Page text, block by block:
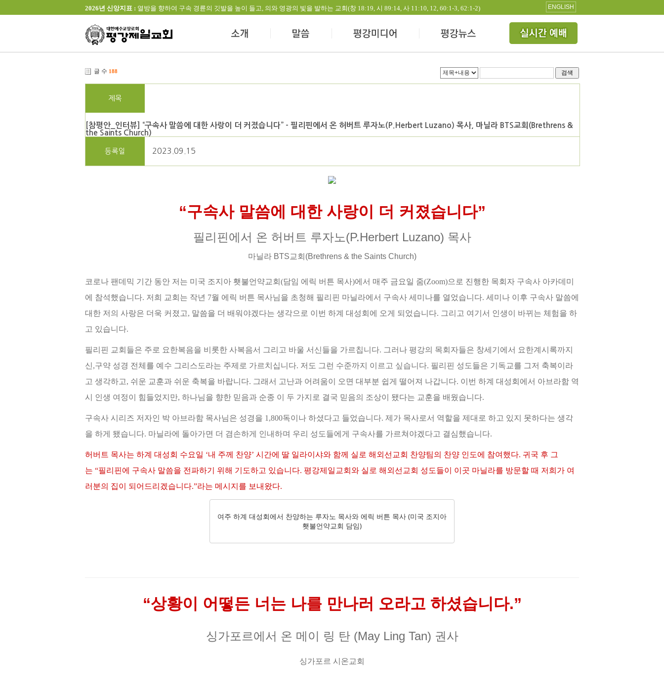
2026년 신앙지표 : 열방을 향하여 구속 경륜의 깃발을 높이 들고, 의와 영광의 빛을 발하는 교회(창 18:19, 시 89:14, 사 11:10, 12, 60:1-3, 62:1-2) ENGLISH
글 수 188 검색
제목
[참평안_인터뷰] “구속사 말씀에 대한 사랑이 더 커졌습니다” - 필리핀에서 온 허버트 루자노(P.Herbert Luzano) 목사, 마닐라 BTS교회(Brethrens &
the Saints Church)
등록일 2023.09.15
“구속사 말씀에 대한 사랑이 더 커졌습니다”
필리핀에서 온 허버트 루자노(P.Herbert Luzano) 목사
마닐라BTS교회 (Brethrens & the Saints Church)
코로나 팬데믹 기간 동안 저는 미국 조지아 횃불언약교회 (담임 에릭 버튼 목사)에서 매주 금요일 줌(Zoom)으로 진행한 목회자 구속사 아카데미
에 참석했습니다. 저희 교회는 작년 7월 에릭 버튼 목사님을 초청해 필리핀 마닐라에서 구속사 세미나를 열었습니다. 세미나 이후 구속사 말씀에
대한 저의 사랑은 더욱 커졌고, 말씀을 더 배워야겠다는 생각으로 이번 하계 대성회에 오게 되었습니다. 그리고 여기서 인생이 바뀌는 체험을 하
고 있습니다.
필리핀 교회들은 주로 요한복음을 비롯한 사복음서 그리고 바울 서신들을 가르칩니다. 그러나 평강의 목회자들은 창세기에서 요한계시록까지
신 ,구약 성경 전체를 예수 그리스도라는 주제로 가르치십니다. 저도 그런 수준까지 이르고 싶습니다. 필리핀 성도들은 기독교를 그저 축복이라
고 생각하고, 쉬운 교훈과 쉬운 축복을 바랍니다. 그래서 고난과 어려움이 오면 대부분 쉽게 떨어져 나갑니다. 이번 하계 대성회에서 아브라함 역
시 인생 여정이 힘들었지만, 하나님을 향한 믿음과 순종 이 두 가지로 결국 믿음의 조상이 됐다는 교훈을 배웠습니다.
구속사 시리즈 저자인 박 아브라함 목사님은 성경을 1,800독이나 하셨다고 들었습니다. 제가 목사로서 역할을 제대로 하고 있지 못하다는 생각
을 하게 됐습니다. 마닐라에 돌아가면 더 겸손하게 인내하며 우리 성도들에게 구속사를 가르쳐야겠다고 결심했습니다.
허버트 목사는 하계 대성회 수요일 ‘내 주께 찬양’ 시간에 딸 일라이샤와 함께 실로 해외선교회 찬양팀의 찬양 인도에 참여했다. 귀국 후 그
는 “필리핀에 구속사 말씀을 전파하기 위해 기도하고 있습니다. 평강제일교회와 실로 해외선교회 성도들이 이곳 마닐라를 방문할 때 저희가 여
러분의 집이 되어드리겠습니다.”라는 메시지를 보내왔다.
여주 하계 대성회에서 찬양하는 루자노 목사와 에릭 버튼 목사 (미국 조지아
횃불언약교회 담임)
“상황이 어떻든 너는 나를 만나러 오라고 하셨습니다.”
싱가포르에서 온 메이 링 탄 (May Ling Tan) 권사
싱가포르 시온교회